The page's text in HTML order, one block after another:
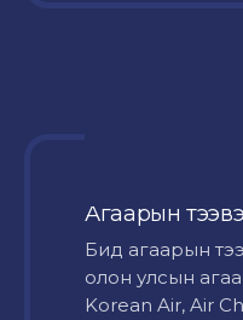
Агаарын
Бид агаарын
олон улсын
Korean Air, Air